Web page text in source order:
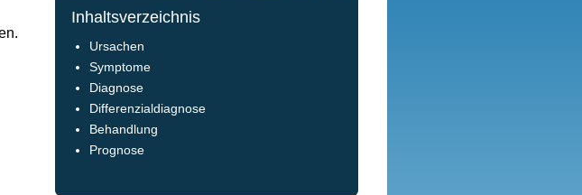
Inhaltsverzeichnis
Ursachen
Symptome
Diagnose
Differenzialdiagnose
Behandlung
Prognose